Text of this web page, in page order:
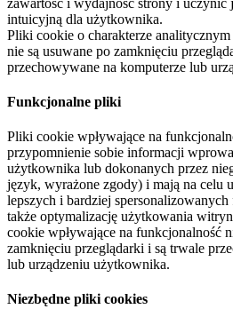
intuicyjną dla użytkownika.
Pliki cookie o charakterze
nie są usuwane po zamknięciu
przechowywane na komputerze lub
Funkcjonalne pliki
Pliki cookie wpływające na
przypomnienie sobie informacji
użytkownika lub dokonanych przez
język, wyrażone zgody) i mają na celu
lepszych i bardziej
także optymalizację użytkowania
cookie wpływające na funkcjonalność
zamknięciu przeglądarki i są trwale
lub urządzeniu użytkownika.
Niezbędne pliki cookies